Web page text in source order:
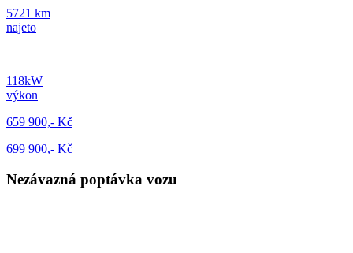
5721 km
najeto
118kW
výkon
659 900,- Kč
699 900,- Kč
Nezávazná poptávka vozu